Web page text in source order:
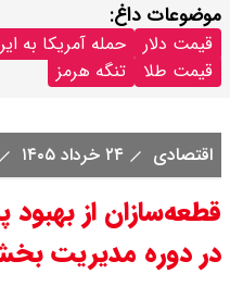
موضوعات داغ:
قیمت دلار حمله آمریکا به
قیمت طلا
تنگه هرمز
اقتصادی ۲۴ خرداد ۱۴۰۵
قطعه‌سازان از
در دوره مدیریت